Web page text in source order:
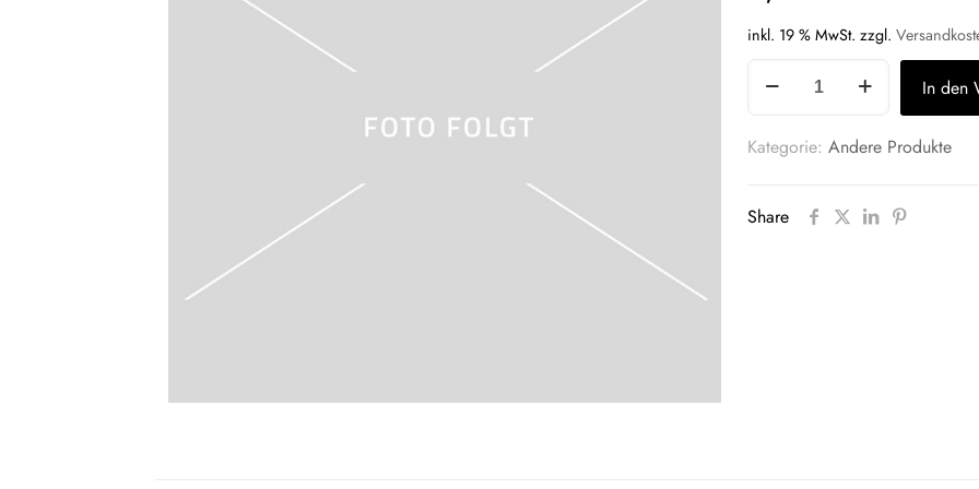
inkl. 19 % MwSt. zzgl.
getrocknet
In den
Kategorie: Andere Produkte
Share